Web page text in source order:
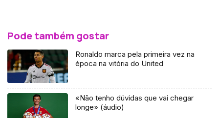
Pode também gostar
Ronaldo marca pela primeira vez na
época na vitória do United
«Não tenho dúvidas que vai chegar
longe» (áudio)